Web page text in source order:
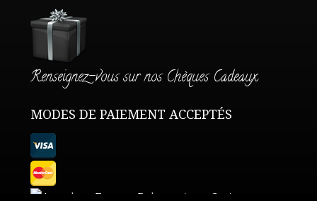
Renseignez-vous sur nos Chèques Cadeaux
MODES DE PAIEMENT ACCEPTÉS